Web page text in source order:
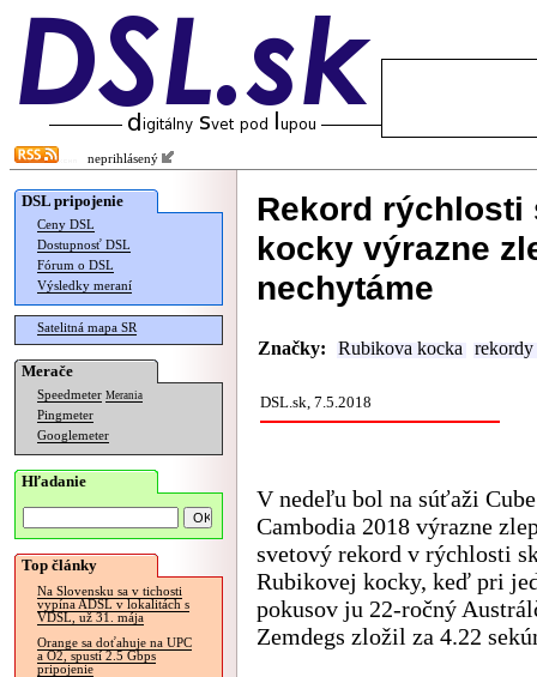
neprihlásený
DSL pripojenie
Ceny DSL
Dostupnosť DSL
Fórum o DSL
Výsledky meraní
Satelitná mapa SR
Merače
Speedmeter Merania
Pingmeter
Googlemeter
Hľadanie
Top články
Na Slovensku sa v tichosti
vypína ADSL v lokalitách s
VDSL, už 31. mája
Orange sa doťahuje na UPC
a O2, spustí 2.5 Gbps
pripojenie
Rekord rýchlosti
kocky výrazne
nechytáme
Značky: Rubikova kocka rekordy
DSL.sk, 7.5.2018
V nedeľu bol na súťaži
Cambodia 2018 výrazne
svetový rekord v rýchlosti
Rubikovej kocky, keď pri
pokusov ju 22-ročný
Zemdegs zložil za 4.22